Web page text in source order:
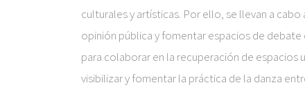
culturales y artísticas. Por ello, se llevan a cabo
opinión pública y fomentar espacios de debate
para colaborar en la recuperación de espacios
visibilizar y fomentar la práctica de la danza